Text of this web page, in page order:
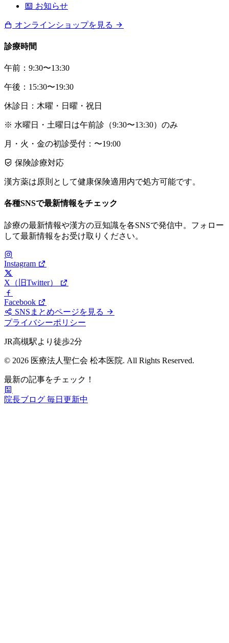
お知らせ
オンラインショップを見る
診療時間
午前：9:30〜13:30
午後：15:30〜19:30
休診日：木曜・日曜・祝日
※ 水曜日・土曜日は午前診（9:30〜13:30）のみ
月・火・金の初診受付：〜19:00
保険診療対応
漢方薬は原則として健康保険適用内で処方可能です。
各種SNSで最新情報をチェック
診療の最新情報や漢方の豆知識を各SNSで発信中。フォロー
して最新情報をお受け取りください。
Instagram
X（旧Twitter）
Facebook
SNSまとめページを見る
プライバシーポリシー
JR高槻駅より徒歩2分
© 2026 医療法人聖仁会 松本医院. All Rights Reserved.
最新の記事をチェック！
院長ブログ 毎日更新中